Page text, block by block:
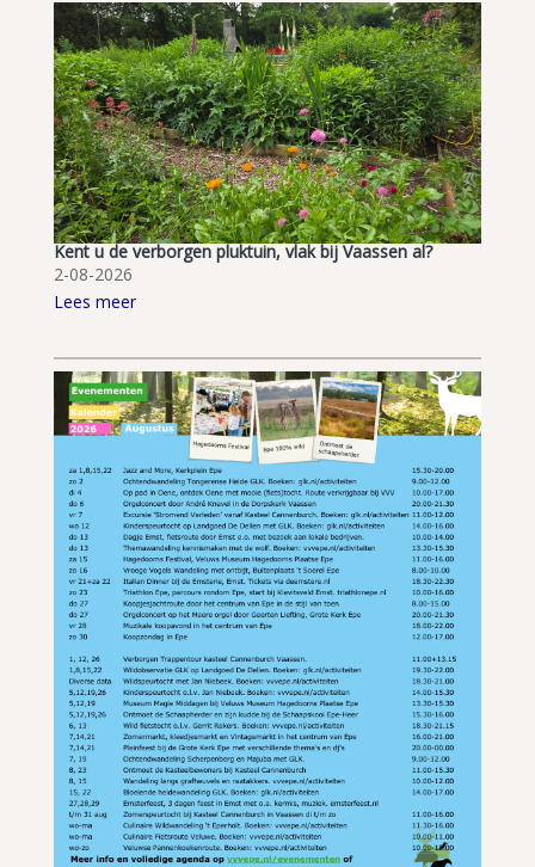
Kent u de verborgen pluktuin, vlak bij Vaassen al?
2-08-2026
Lees meer